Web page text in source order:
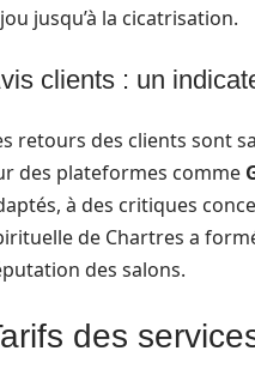
jusqu’à la cicatrisation.
clients : un
retours des clients sont
des plateformes comme
à des critiques
de Chartres a
des salons.
des